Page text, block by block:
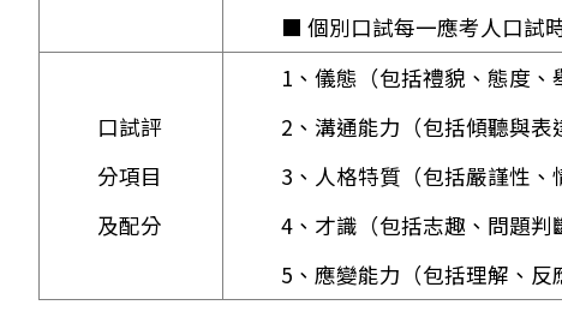
■ 個別口試每一應考人口試
口試評
分項目
及配分
1、儀態（包括禮貌、態度、
2、溝通能力（包括傾聽與表
3、人格特質（包括嚴謹性、
4、才識（包括志趣、問題判
5、應變能力（包括理解、反